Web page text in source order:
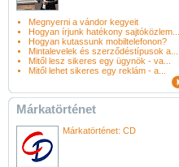
Megnyerni a vándor kegyeit
Hogyan írjunk hatékony sajtóközlem...
Hogyan kutassunk mobiltelefonon?
Mintalevelek és szerződéstípusok a...
Mitől lesz sikeres egy ügynök - va...
Mitől lehet sikeres egy reklám - a...
Márkatörténet
Márkatörténet: CD